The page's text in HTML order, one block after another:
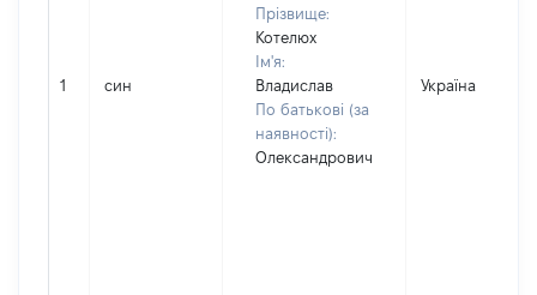
1 син
Прізвище:
Котелюх
Ім'я:
Владислав
По батькові (за
наявності):
Олександрович
Україна